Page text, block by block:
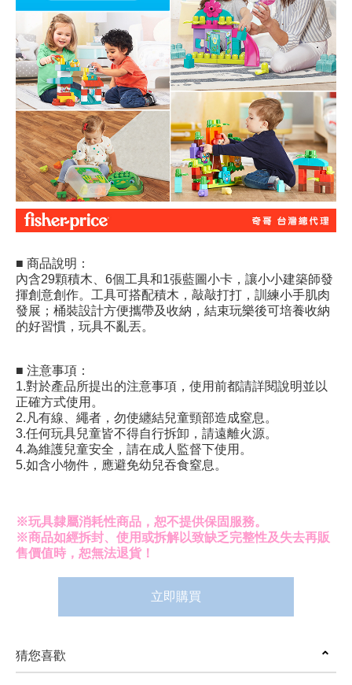
■ 商品說明：
內含29顆積木、6個工具和1張藍圖小卡，讓小小建築師發
揮創意創作。工具可搭配積木，敲敲打打，訓練小手肌肉
發展；桶裝設計方便攜帶及收納，結束玩樂後可培養收納
的好習慣，玩具不亂丟。
■ 注意事項：
1.對於產品所提出的注意事項，使用前都請詳閱說明並以
正確方式使用。
2.凡有線、繩者，勿使纏結兒童頸部造成窒息。
3.任何玩具兒童皆不得自行拆卸，請遠離火源。
4.為維護兒童安全，請在成人監督下使用。
5.如含小物件，應避免幼兒吞食窒息。
※玩具隸屬消耗性商品，恕不提供保固服務。
※商品如經拆封、使用或拆解以致缺乏完整性及失去再販
售價值時，恕無法退貨！
立即購買
猜您喜歡